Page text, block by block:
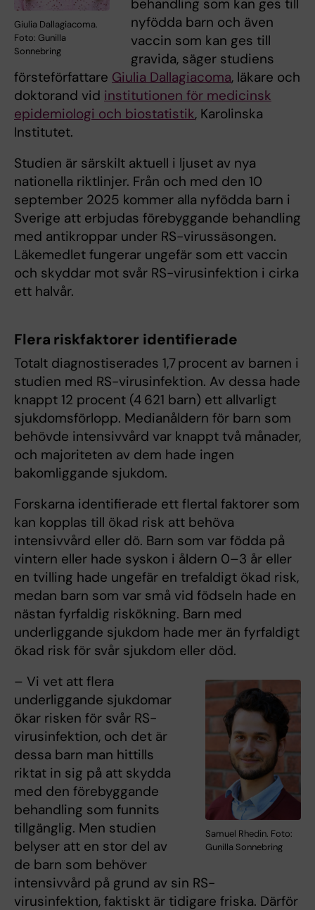
Giulia Dallagiacoma.
Foto: Gunilla
Sonnebring
behandling som kan ges till
nyfödda barn och även
vaccin som kan ges till
gravida, säger studiens
försteförfattare Giulia Dallagiacoma, läkare och
doktorand vid institutionen för medicinsk
epidemiologi och biostatistik, Karolinska
Institutet.
Studien är särskilt aktuell i ljuset av nya
nationella riktlinjer. Från och med den 10
september 2025 kommer alla nyfödda barn i
Sverige att erbjudas förebyggande behandling
med antikroppar under RS-virussäsongen.
Läkemedlet fungerar ungefär som ett vaccin
och skyddar mot svår RS-virusinfektion i cirka
ett halvår.
Flera riskfaktorer identifierade
Totalt diagnostiserades 1,7 procent av barnen i
studien med RS-virusinfektion. Av dessa hade
knappt 12 procent (4 621 barn) ett allvarligt
sjukdomsförlopp. Medianåldern för barn som
behövde intensivvård var knappt två månader,
och majoriteten av dem hade ingen
bakomliggande sjukdom.
Forskarna identifierade ett flertal faktorer som
kan kopplas till ökad risk att behöva
intensivvård eller dö. Barn som var födda på
vintern eller hade syskon i åldern 0–3 år eller
en tvilling hade ungefär en trefaldigt ökad risk,
medan barn som var små vid födseln hade en
nästan fyrfaldig riskökning. Barn med
underliggande sjukdom hade mer än fyrfaldigt
ökad risk för svår sjukdom eller död.
Samuel Rhedin. Foto:
Gunilla Sonnebring
– Vi vet att flera
underliggande sjukdomar
ökar risken för svår RS-
virusinfektion, och det är
dessa barn man hittills
riktat in sig på att skydda
med den förebyggande
behandling som funnits
tillgänglig. Men studien
belyser att en stor del av
de barn som behöver
intensivvård på grund av sin RS-
virusinfektion, faktiskt är tidigare friska. Därför